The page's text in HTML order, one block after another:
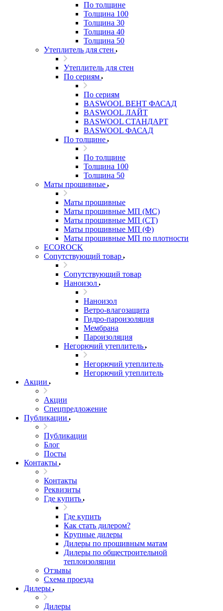
По толщине
Толщина 100
Толщина 30
Толщина 40
Толщина 50
Утеплитель для стен
Утеплитель для стен
По сериям
По сериям
BASWOOL ВЕНТ ФАСАД
BASWOOL ЛАЙТ
BASWOOL СТАНДАРТ
BASWOOL ФАСАД
По толщине
По толщине
Толщина 100
Толщина 50
Маты прошивные
Маты прошивные
Маты прошивные МП (МС)
Маты прошивные МП (СТ)
Маты прошивные МП (Ф)
Маты прошивные МП по плотности
ECOROCK
Сопутствующий товар
Сопутствующий товар
Наноизол
Наноизол
Ветро-влагозащита
Гидро-пароизоляция
Мембрана
Пароизоляция
Негорючий утеплитель
Негорючий утеплитель
Негорючий утеплитель
Акции
Акции
Спецпредложение
Публикации
Публикации
Блог
Посты
Контакты
Контакты
Реквизиты
Где купить
Где купить
Как стать дилером?
Крупные дилеры
Дилеры по прошивным матам
Дилеры по общестроительной
теплоизоляции
Отзывы
Схема проезда
Дилеры
Дилеры